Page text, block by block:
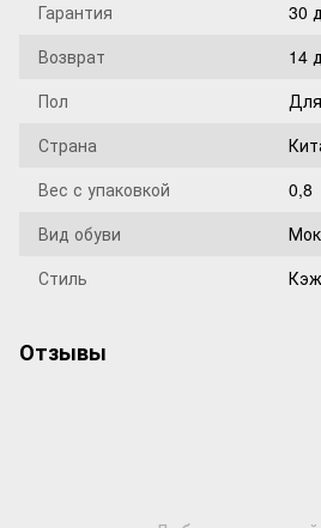
Гарантия
30
Возврат
14
Пол
Страна
Вес с упаковкой
0,8
Вид обуви
Стиль
Отзывы